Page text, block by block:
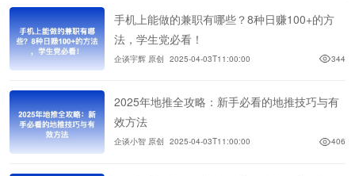
手机上能做的兼职有哪些？8种日赚100+的方
法，学生党必看！
企谈宇辉 原创 2025-04-03T11:00:00 344
2025年地推全攻略：新手必看的地推技巧与有
效方法
企谈小智 原创 2025-04-03T11:00:00 406